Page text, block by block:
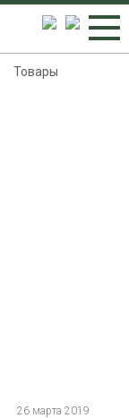
Товары
26 марта 2019